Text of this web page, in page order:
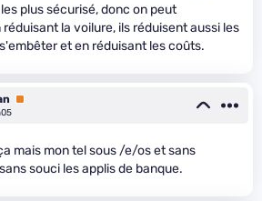
plus sécurisé, donc on peut
la voilure, ils réduisent aussi les
et en réduisant les coûts.
Premium
mais mon tel sous /e/os et sans
souci les applis de banque.